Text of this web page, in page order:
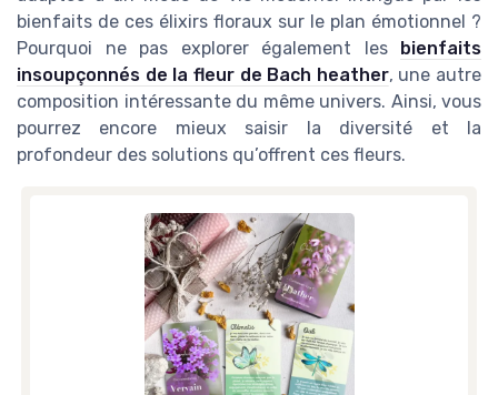
bienfaits de ces élixirs floraux sur le plan émotionnel ?
Pourquoi ne pas explorer également les bienfaits
insoupçonnés de la fleur de Bach heather, une autre
composition intéressante du même univers. Ainsi, vous
pourrez encore mieux saisir la diversité et la
profondeur des solutions qu’offrent ces fleurs.